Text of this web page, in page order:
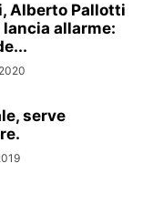
Alberto Pallotti
lancia allarme:
serve